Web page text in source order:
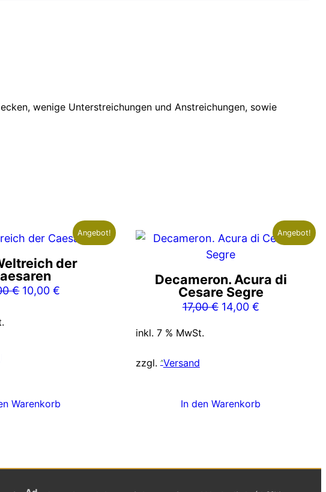
wenige Unterstreichungen und Anstreichungen, sowie
Angebot!
der
€ Ursprünglicher
10,00€
Warenkorb
Angebot!
Decameron. Acura di
Cesare Segre
17,00€ Ursprünglicher
14,00 €Aktueller
inkl. 7 % MwSt.
zzgl. Versand
In den Warenkorb